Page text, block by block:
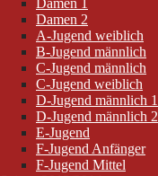
Damen 1
Damen 2
A-Jugend weiblich
B-Jugend männlich
C-Jugend männlich
C-Jugend weiblich
D-Jugend männlich 1
D-Jugend männlich 2
E-Jugend
F-Jugend Anfänger
F-Jugend Mittel